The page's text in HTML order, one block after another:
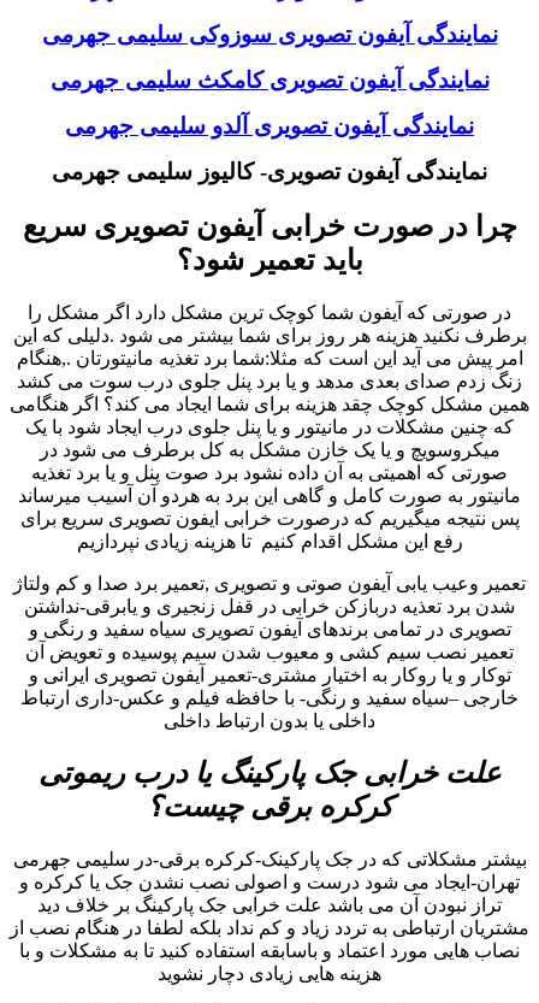
نمایندگی آیفون تصویری سوزوکی سلیمی جهرمی
نمایندگی آیفون تصویری کامکث سلیمی جهرمی
نمایندگی آیفون تصویری آلدو سلیمی جهرمی
نمایندگی آیفون تصویری- کالیوز سلیمی جهرمی
چرا در صورت خرابی آیفون تصویری سریع
باید تعمیر شود؟
در صورتی که آیفون شما کوچک ترین مشکل دارد اگر مشکل را
برطرف نکنید هزینه هر روز برای شما بیشتر می شود .دلیلی که این
امر پیش می آید این است که مثلا:شما برد تغذیه مانیتورتان .,هنگام
زنگ زدم صدای بعدی مدهد و یا برد پنل جلوی درب سوت می کشد
همین مشکل کوچک چقد هزینه برای شما ایجاد می کند؟ اگر هنگامی
که چنین مشکلات در مانیتور و یا پنل جلوی درب ایجاد شود با یک
میکروسویچ و یا یک خازن مشکل به کل برطرف می شود در
صورتی که اهمیتی به آن داده نشود برد صوت پنل و یا برد تغذیه
مانیتور به صورت کامل و گاهی این برد به هردو آن آسیب میرساند
پس نتیجه میگیریم که درصورت خرابی ایفون تصویری سریع برای
رفع این مشکل اقدام کنیم تا هزینه زیادی نپردازیم
تعمیر وعیب یابی آیفون صوتی و تصویری ,تعمیر برد صدا و کم ولتاژ
شدن برد تعذیه دربازکن خرابی در قفل زنجیری و یابرقی-نداشتن
تصویری در تمامی برندهای آیفون تصویری سیاه سفید و رنگی و
تعمیر نصب سیم کشی و معیوب شدن سیم پوسیده و تعویض آن
توکار و یا روکار به اختیار مشتری-تعمیر آیفون تصویری ایرانی و
خارجی –سیاه سفید و رنگی- با حافظه فیلم و عکس-داری ارتباط
داخلی یا بدون ارتباط داخلی
علت خرابی جک پارکینگ یا درب ریموتی
کرکره برقی چیست؟
بیشتر مشکلاتی که در جک پارکینک-کرکره برقی-در سلیمی جهرمی
تهران-ایجاد می شود درست و اصولی نصب نشدن جک یا کرکره و
تراز نبودن آن می باشد علت خرابی جک پارکینگ بر خلاف دید
مشتریان ارتباطی به تردد زیاد و کم نداد بلکه لطفا در هنگام نصب از
نصاب هایی مورد اعتماد و باسابقه استفاده کنید تا به مشکلات و با
هزینه هایی زیادی دچار نشوید